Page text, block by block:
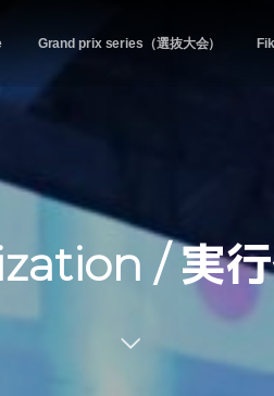
Grand prix series（選抜大会）
/ 実